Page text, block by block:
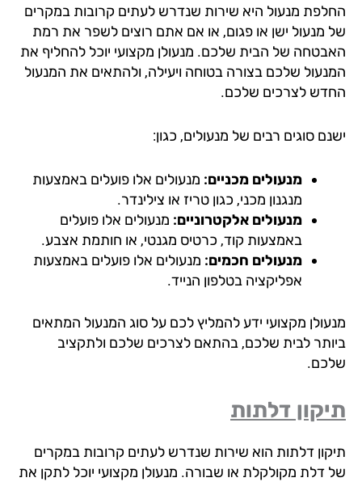
מנעול היא שירות שנדרש לעתים קרובות במקרים
מנעול ישן או פגום, או אם אתם רוצים לשפר את רמת
של הבית שלכם. מנעולן מקצועי יוכל להחליף את
שלכם בצורה בטוחה ויעילה, ולהתאים את המנעול
לצרכים שלכם.
סוגים רבים של מנעולים, כגון:
מנעולים מכניים:מנעולים אלו פועלים באמצעות
מנגנון מכני, כגון טריז או צילינדר.
מנעולים אלקטרוניים:מנעולים אלו פועלים
באמצעות קוד, כרטיס מגנטי, או חותמת אצבע.
מנעולים חכמים:מנעולים אלו פועלים באמצעות
אפליקציה בטלפון הנייד.
מקצועי ידע להמליץ לכם על סוג המנעול המתאים
לבית שלכם, בהתאם לצרכים שלכם ולתקציב
דלתות
דלתות הוא שירות שנדרש לעתים קרובות במקרים
דלת מקולקלת או שבורה. מנעולן מקצועי יוכל לתקן את